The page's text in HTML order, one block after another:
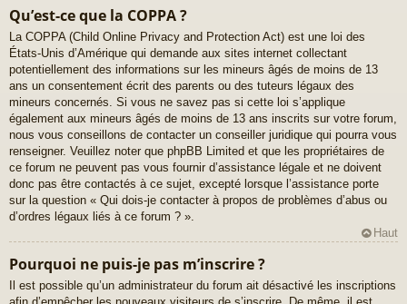
Qu’est-ce que la COPPA ?
La COPPA (Child Online Privacy and Protection Act) est une loi des
États-Unis d’Amérique qui demande aux sites internet collectant
potentiellement des informations sur les mineurs âgés de moins de 13
ans un consentement écrit des parents ou des tuteurs légaux des
mineurs concernés. Si vous ne savez pas si cette loi s’applique
également aux mineurs âgés de moins de 13 ans inscrits sur votre forum,
nous vous conseillons de contacter un conseiller juridique qui pourra vous
renseigner. Veuillez noter que phpBB Limited et que les propriétaires de
ce forum ne peuvent pas vous fournir d’assistance légale et ne doivent
donc pas être contactés à ce sujet, excepté lorsque l’assistance porte
sur la question « Qui dois-je contacter à propos de problèmes d’abus ou
d’ordres légaux liés à ce forum ? ».
Haut
Pourquoi ne puis-je pas m’inscrire ?
Il est possible qu’un administrateur du forum ait désactivé les inscriptions